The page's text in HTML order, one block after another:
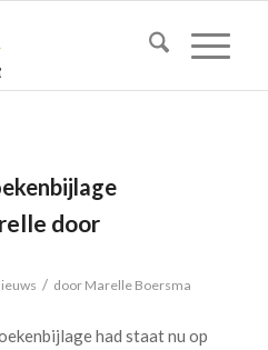
door
/ door Marelle Boersma
had staat nu op